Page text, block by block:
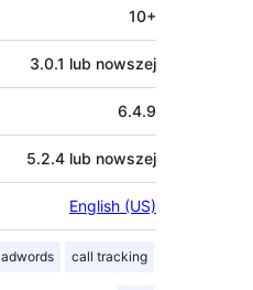
10+
3.0.1 lub nowszej
6.4.9
5.2.4 lub nowszej
English (US)
adwords call tracking